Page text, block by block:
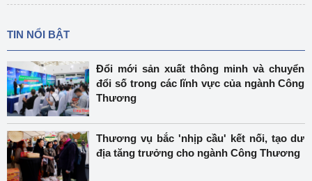
TIN NỔI BẬT
Đổi mới sản xuất thông minh và chuyển
đổi số trong các lĩnh vực của ngành Công
Thương
Thương vụ bắc 'nhịp cầu' kết nối, tạo dư
địa tăng trưởng cho ngành Công Thương